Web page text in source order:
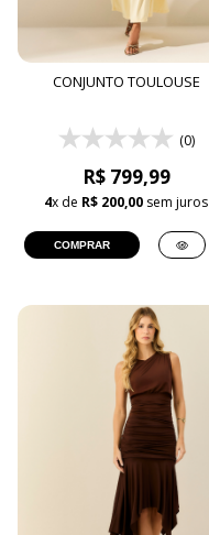
CONJUNTO TOULOUSE
(0)
R$ 799,99
4x de R$ 200,00 sem juros
COMPRAR